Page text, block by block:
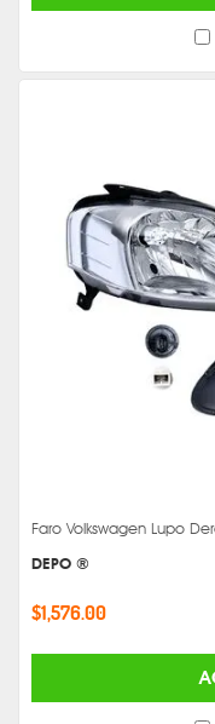
Faro Volkswagen Lupo
DEPO ®
$1,576.00